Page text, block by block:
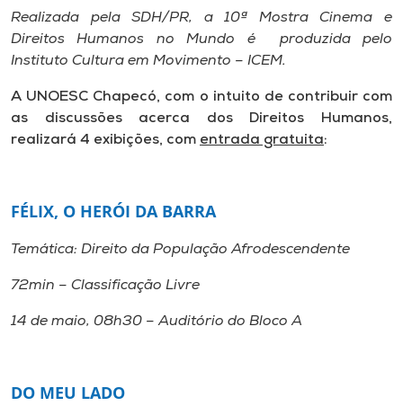
Realizada pela SDH/PR, a 10ª Mostra Cinema e
Direitos Humanos no Mundo é produzida pelo
Instituto Cultura em Movimento – ICEM.
A UNOESC Chapecó, com o intuito de contribuir com
as discussões acerca dos Direitos Humanos,
realizará 4 exibições, com entrada gratuita:
FÉLIX, O HERÓI DA BARRA
Temática: Direito da População Afrodescendente
72min – Classificação Livre
14 de maio, 08h30 – Auditório do Bloco A
DO MEU LADO